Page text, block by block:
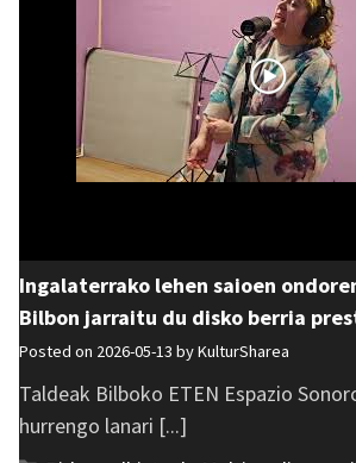
Ingalaterrako lehen saioen
Bilbon jarraitu du disko berria
Posted on 2026-05-13 byKulturSharea
Taldeak Bilboko ETEN Espazio
hurrengo lanari [...]